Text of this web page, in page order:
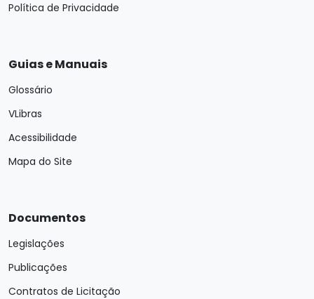
Política de Privacidade
Guias e Manuais
Glossário
VLibras
Acessibilidade
Mapa do Site
Documentos
Legislações
Publicações
Contratos de Licitação